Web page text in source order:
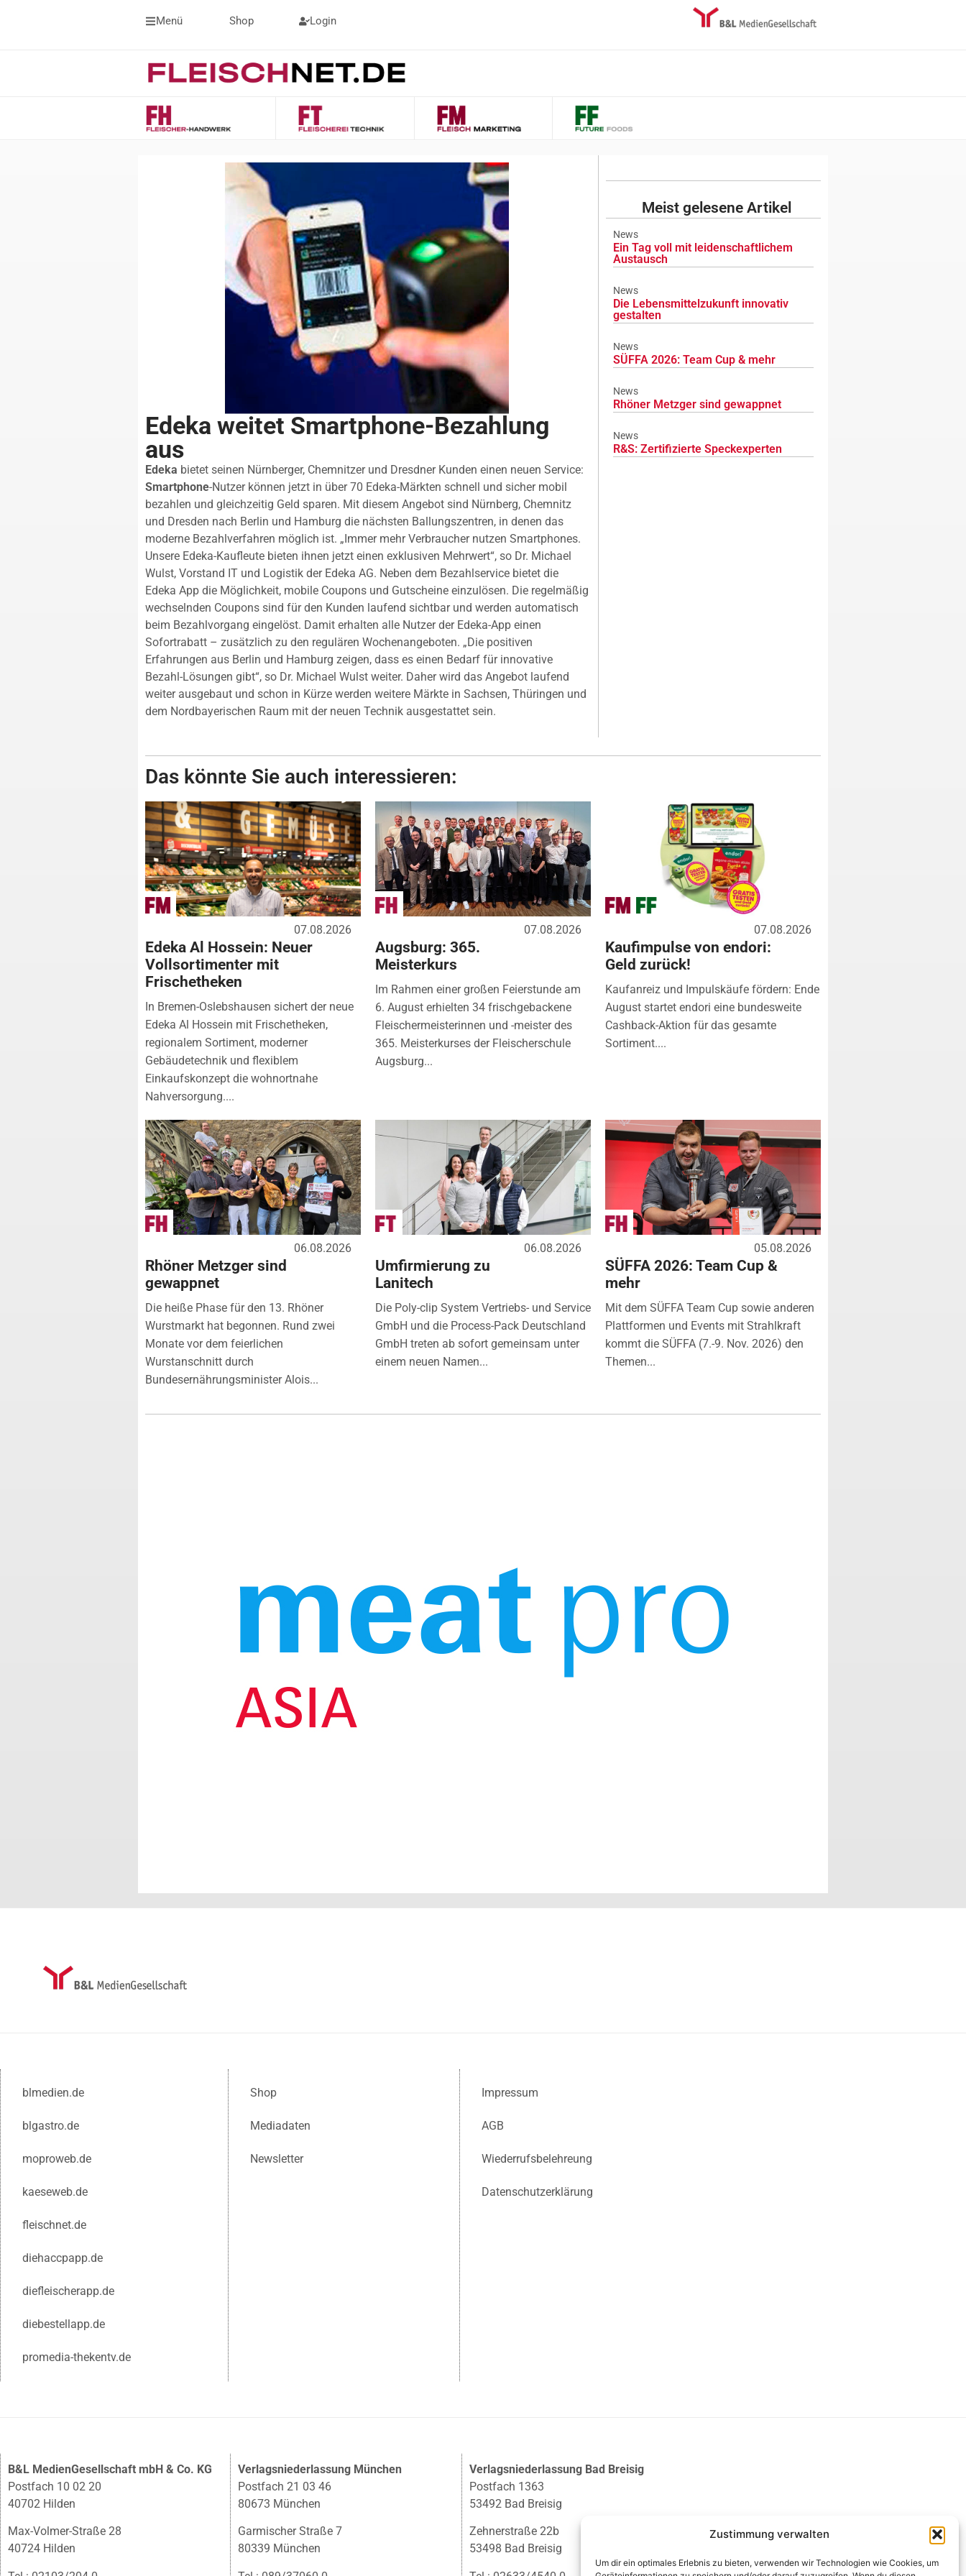
Zustimmung verwalten
Um dir ein optimales Erlebnis zu bieten, verwenden wir Technologien wie Cookies, um
Menü Shop Login
Edeka weitet Smartphone-Bezahlung
aus
Edeka bietet seinen Nürnberger, Chemnitzer und Dresdner Kunden einen neuen Service:
Smartphone-Nutzer können jetzt in über 70 Edeka-Märkten schnell und sicher mobil
bezahlen und gleichzeitig Geld sparen. Mit diesem Angebot sind Nürnberg, Chemnitz
und Dresden nach Berlin und Hamburg die nächsten Ballungszentren, in denen das
moderne Bezahlverfahren möglich ist. „Immer mehr Verbraucher nutzen Smartphones.
Unsere Edeka-Kaufleute bieten ihnen jetzt einen exklusiven Mehrwert“, so Dr. Michael
Wulst, Vorstand IT und Logistik der Edeka AG. Neben dem Bezahlservice bietet die
Edeka App die Möglichkeit, mobile Coupons und Gutscheine einzulösen. Die regelmäßig
wechselnden Coupons sind für den Kunden laufend sichtbar und werden automatisch
beim Bezahlvorgang eingelöst. Damit erhalten alle Nutzer der Edeka-App einen
Sofortrabatt – zusätzlich zu den regulären Wochenangeboten. „Die positiven
Erfahrungen aus Berlin und Hamburg zeigen, dass es einen Bedarf für innovative
Bezahl-Lösungen gibt“, so Dr. Michael Wulst weiter. Daher wird das Angebot laufend
weiter ausgebaut und schon in Kürze werden weitere Märkte in Sachsen, Thüringen und
dem Nordbayerischen Raum mit der neuen Technik ausgestattet sein.
Meist gelesene Artikel
News
Ein Tag voll mit leidenschaftlichem
Austausch
News
Die Lebensmittelzukunft innovativ
gestalten
News
SÜFFA 2026: Team Cup & mehr
News
Rhöner Metzger sind gewappnet
News
R&S: Zertifizierte Speckexperten
Das könnte Sie auch interessieren:
07.08.2026
Edeka Al Hossein: Neuer
Vollsortimenter mit
Frischetheken
In Bremen-Oslebshausen sichert der neue
Edeka Al Hossein mit Frischetheken,
regionalem Sortiment, moderner
Gebäudetechnik und flexiblem
Einkaufskonzept die wohnortnahe
Nahversorgung....
07.08.2026
Augsburg: 365.
Meisterkurs
Im Rahmen einer großen Feierstunde am
6. August erhielten 34 frischgebackene
Fleischermeisterinnen und -meister des
365. Meisterkurses der Fleischerschule
Augsburg...
07.08.2026
Kaufimpulse von endori:
Geld zurück!
Kaufanreiz und Impulskäufe fördern: Ende
August startet endori eine bundesweite
Cashback-Aktion für das gesamte
Sortiment....
06.08.2026
Rhöner Metzger sind
gewappnet
Die heiße Phase für den 13. Rhöner
Wurstmarkt hat begonnen. Rund zwei
Monate vor dem feierlichen
Wurstanschnitt durch
Bundesernährungsminister Alois...
06.08.2026
Umfirmierung zu
Lanitech
Die Poly-clip System Vertriebs- und Service
GmbH und die Process-Pack Deutschland
GmbH treten ab sofort gemeinsam unter
einem neuen Namen...
05.08.2026
SÜFFA 2026: Team Cup &
mehr
Mit dem SÜFFA Team Cup sowie anderen
Plattformen und Events mit Strahlkraft
kommt die SÜFFA (7.-9. Nov. 2026) den
Themen...
blmedien.de
blgastro.de
moproweb.de
kaeseweb.de
fleischnet.de
diehaccpapp.de
diefleischerapp.de
diebestellapp.de
promedia-thekentv.de
Shop
Mediadaten
Newsletter
Impressum
AGB
Wiederrufsbelehreung
Datenschutzerklärung
B&L MedienGesellschaft mbH & Co. KG
Postfach 10 02 20
40702 Hilden
Max-Volmer-Straße 28
40724 Hilden
Verlagsniederlassung München
Postfach 21 03 46
80673 München
Garmischer Straße 7
80339 München
Verlagsniederlassung Bad Breisig
Postfach 1363
53492 Bad Breisig
Zehnerstraße 22b
53498 Bad Breisig